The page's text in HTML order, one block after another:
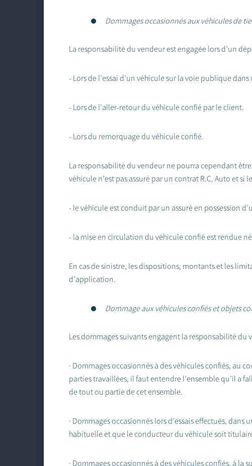
Dommages occasionnés aux véhicules de
La responsabilité du vendeur est engagée lors d’un
- Lors de l’essai d’un véhicule sur la voie publique
- Lors de l’aller-retour du véhicule confié par le client.
- Lors du remorquage du véhicule confié.
La responsabilité du vendeur ne pourra cependant
véhicule n’est pas assuré par un contrat R.C. Auto et si
- le véhicule est conduit par un assuré en possession
- la mise en circulation du véhicule confié est rendue
En cas de sinistre, les dispositions, montants et les
d’application.
Dommage aux véhicules confiés et objets
Les dommages suivants engagent la responsabilité du
· Dommages occasionnés à des véhicules confiés, au
parties travaillées, il faut entendre l’ensemble qu’il a
de tout ou partie de cet ensemble.
· Dommages occasionnés lors d’essais effectués,
habituelle et que le conducteur du véhicule soit
· Dommages occasionnés à des véhicules confiés, à